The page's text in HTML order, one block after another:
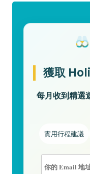
獲取
每月收到精選
實用行程建議